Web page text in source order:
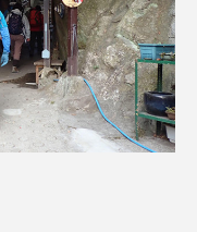
BL出版
交差点
globe